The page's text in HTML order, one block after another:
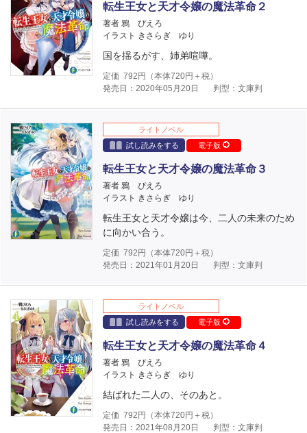
転生王女と天才令嬢の魔法革命２
著者 鴉 ぴえろ
イラスト きさらぎ ゆり
国を揺るがす、姉弟喧嘩。
定価 792 円（本体720円＋税）
発売日：2020年05月20日
判型：文庫判
ライトノベル
試し読みをする
電子版
転生王女と天才令嬢の魔法革命３
著者 鴉 ぴえろ
イラスト きさらぎ ゆり
転生王女と天才令嬢は今、二人の未来のため
に向かい合う。
定価 792 円（本体720円＋税）
発売日：2021年01月20日
判型：文庫判
ライトノベル
試し読みをする
電子版
転生王女と天才令嬢の魔法革命４
著者 鴉 ぴえろ
イラスト きさらぎ ゆり
結ばれた二人の、そのあと。
定価 792 円（本体720円＋税）
発売日：2021年08月20日
判型：文庫判